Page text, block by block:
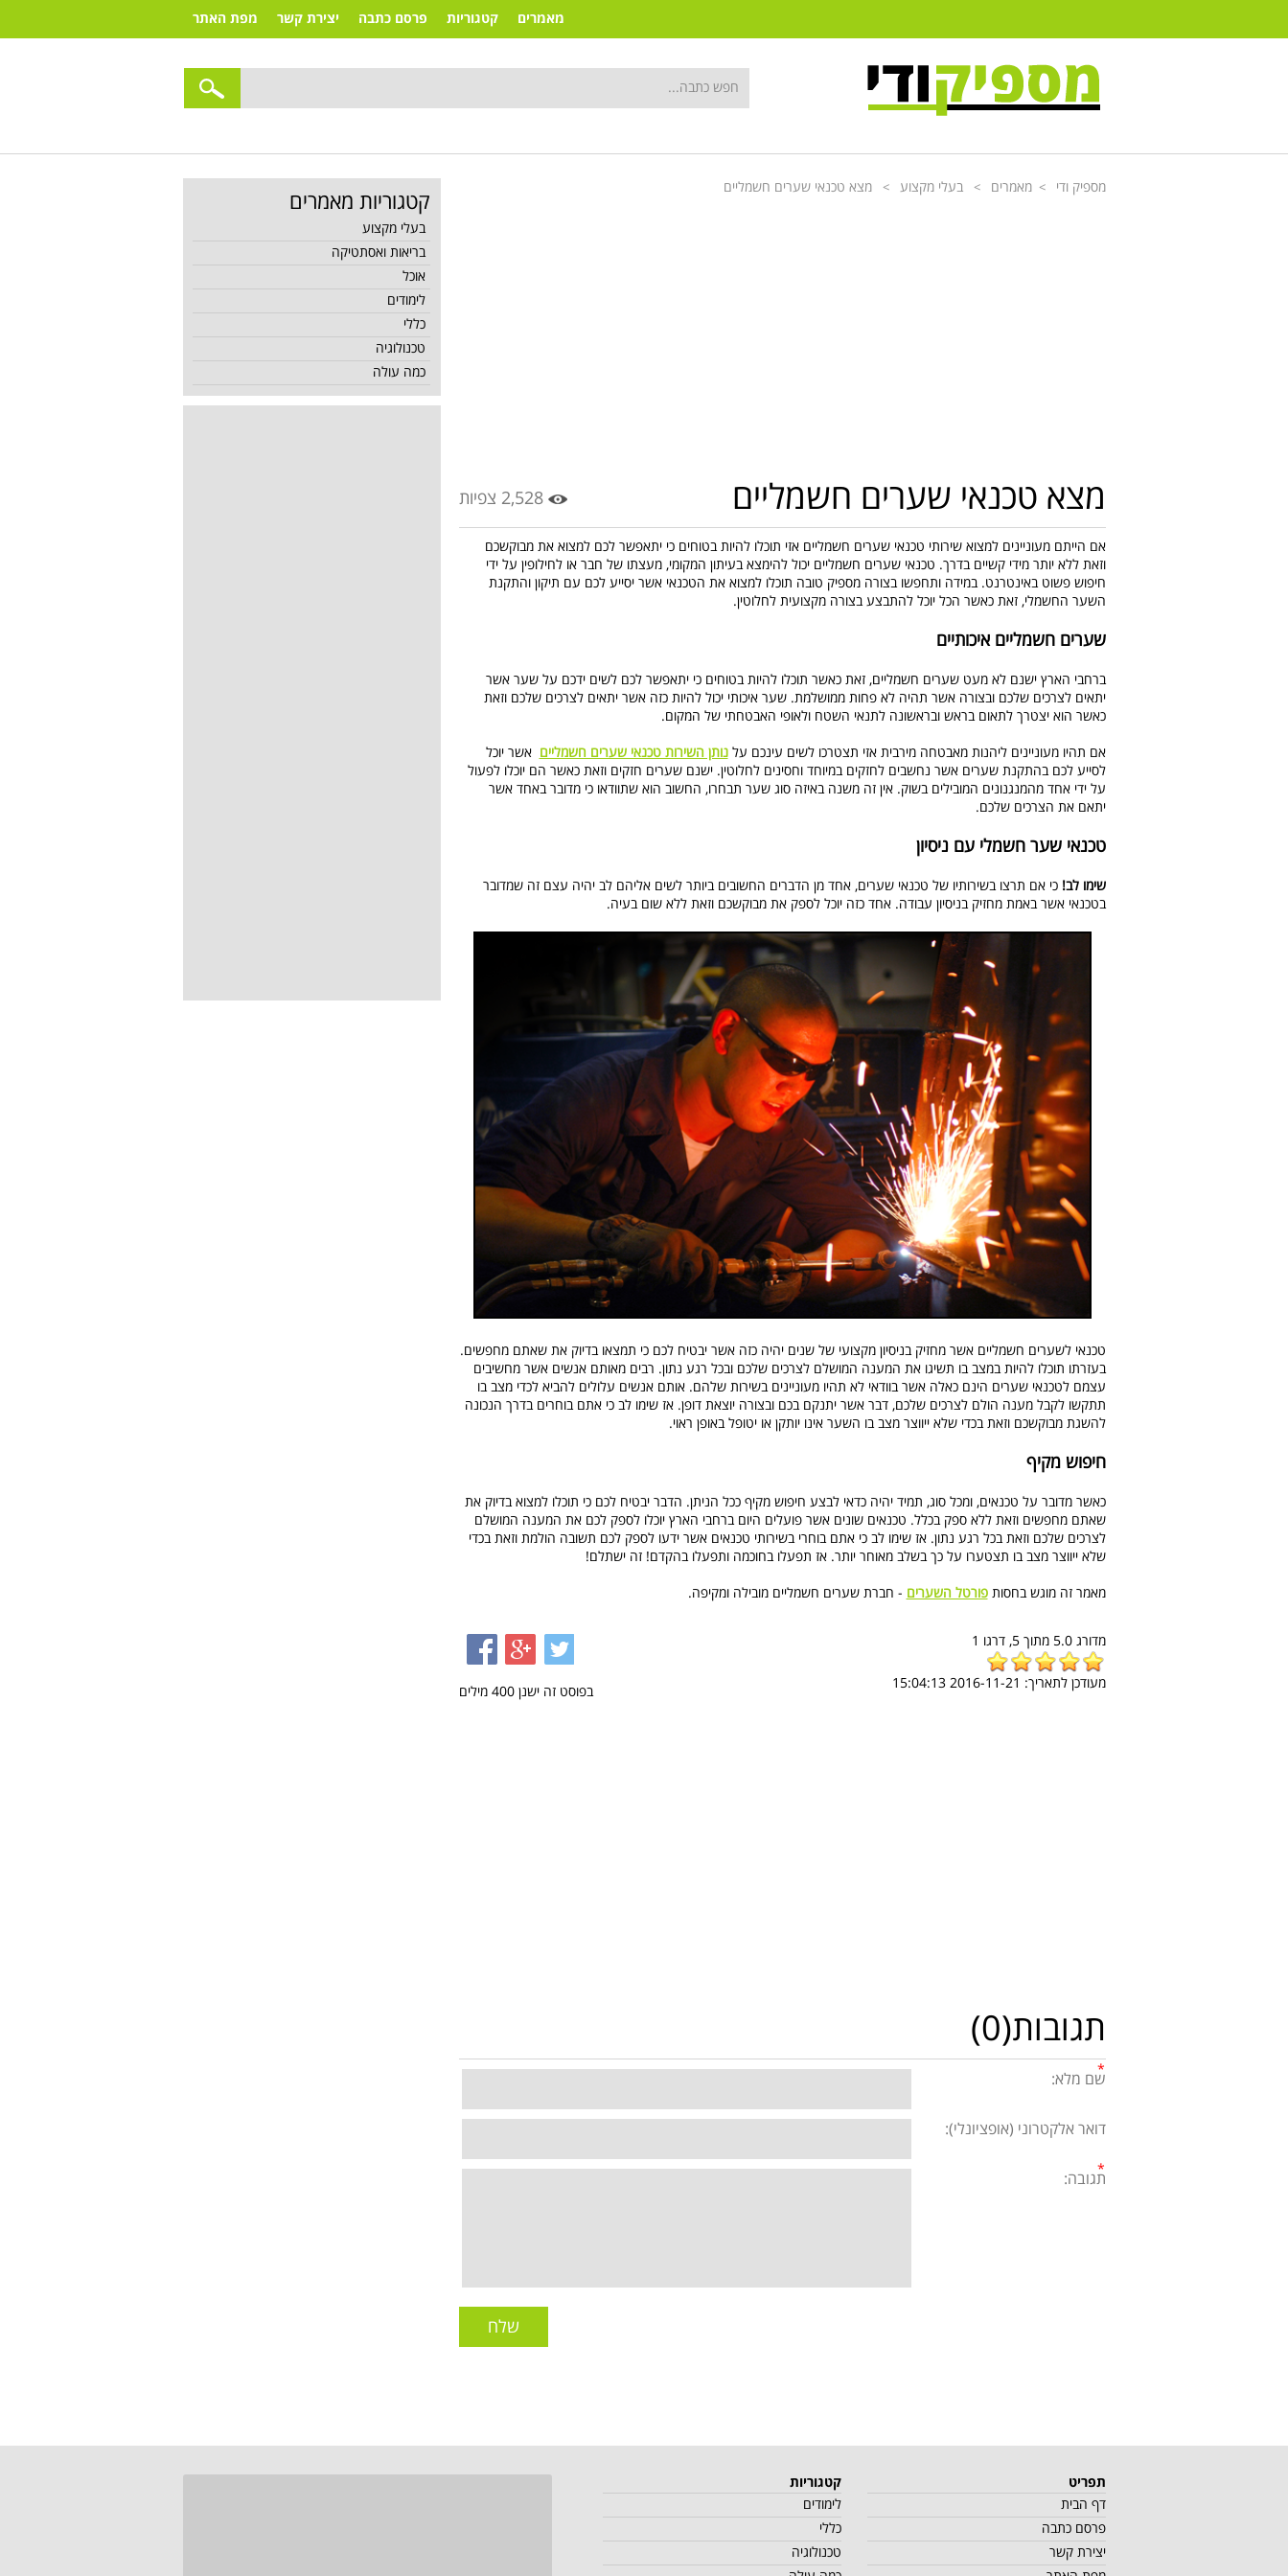
מאמרים קטגוריות פרסם כתבה יצירת קשר מפת האתר
מספיק ודי > מאמרים > בעלי מקצוע > מצא טכנאי שערים חשמליים
מצא טכנאי שערים חשמליים 2,528 צפיות
אם הייתם מעוניינים למצוא שירותי טכנאי שערים חשמליים אזי תוכלו להיות בטוחים כי יתאפשר לכם למצוא את מבוקשכם
וזאת ללא יותר מידי קשיים בדרך. טכנאי שערים חשמליים יכול להימצא בעיתון המקומי, מעצתו של חבר או לחילופין על ידי
חיפוש פשוט באינטרנט. במידה ותחפשו בצורה מספיק טובה תוכלו למצוא את הטכנאי אשר יסייע לכם עם תיקון והתקנת
השער החשמלי, זאת כאשר הכל יוכל להתבצע בצורה מקצועית לחלוטין.
שערים חשמליים איכותיים
ברחבי הארץ ישנם לא מעט שערים חשמליים, זאת כאשר תוכלו להיות בטוחים כי יתאפשר לכם לשים ידכם על שער אשר
יתאים לצרכים שלכם ובצורה אשר תהיה לא פחות ממושלמת. שער איכותי יכול להיות כזה אשר יתאים לצרכים שלכם וזאת
כאשר הוא יצטרך לתאום בראש ובראשונה לתנאי השטח ולאופי האבטחתי של המקום.
אם תהיו מעוניינים ליהנות מאבטחה מירבית אזי תצטרכו לשים עינכם עלנותן השירות טכנאי שערים חשמליים אשר יוכל
לסייע לכם בהתקנת שערים אשר נחשבים לחזקים במיוחד וחסינים לחלוטין. ישנם שערים חזקים וזאת כאשר הם יוכלו לפעול
על ידי אחד מהמנגנונים המובילים בשוק. אין זה משנה באיזה סוג שער תבחרו, החשוב הוא שתוודאו כי מדובר באחד אשר
יתאם את הצרכים שלכם.
טכנאי שער חשמלי עם ניסיון
שימו לב! כי אם תרצו בשירותיו של טכנאי שערים, אחד מן הדברים החשובים ביותר לשים אליהם לב יהיה עצם זה שמדובר
בטכנאי אשר באמת מחזיק בניסיון עבודה. אחד כזה יוכל לספק את מבוקשכם וזאת ללא שום בעיה.
טכנאי לשערים חשמליים אשר מחזיק בניסיון מקצועי של שנים יהיה כזה אשר יבטיח לכם כי תמצאו בדיוק את שאתם מחפשים.
בעזרתו תוכלו להיות במצב בו תשיגו את המענה המושלם לצרכים שלכם ובכל רגע נתון. רבים מאותם אנשים אשר מחשיבים
עצמם לטכנאי שערים הינם כאלה אשר בוודאי לא תהיו מעוניינים בשירות שלהם. אותם אנשים עלולים להביא לכדי מצב בו
תתקשו לקבל מענה הולם לצרכים שלכם, דבר אשר יתנקם בכם ובצורה יוצאת דופן. אז שימו לב כי אתם בוחרים בדרך הנכונה
להשגת מבוקשכם וזאת בכדי שלא ייווצר מצב בו השער אינו יותקן או יטופל באופן ראוי.
חיפוש מקיף
כאשר מדובר על טכנאים, ומכל סוג, תמיד יהיה כדאי לבצע חיפוש מקיף ככל הניתן. הדבר יבטיח לכם כי תוכלו למצוא בדיוק את
שאתם מחפשים וזאת ללא ספק בכלל. טכנאים שונים אשר פועלים היום ברחבי הארץ יוכלו לספק לכם את המענה המושלם
לצרכים שלכם וזאת בכל רגע נתון. אז שימו לב כי אתם בוחרי בשירותי טכנאים אשר ידעו לספק לכם תשובה הולמת וזאת בכדי
שלא ייווצר מצב בו תצטערו על כך בשלב מאוחר יותר. אז תפעלו בחוכמה ותפעלו בהקדם! זה ישתלם!
מאמר זה מוגש בחסותפורטל השערים - חברת שערים חשמליים מובילה ומקיפה.
מדורג5.0 מתוך5, דרגו 1
מעודכן לתאריך: 2016-11-21 15:04:13
בפוסט זה ישנן 400מילים
תגובות(0)
שם מלא:
דואר אלקטרוני (אופציונלי):
תגובה:
שלח
קטגוריות מאמרים
בעלי מקצוע
בריאות ואסתטיקה
אוכל
לימודים
כללי
טכנולוגיה
כמה עולה
תפריט
דף הבית
פרסם כתבה
יצירת קשר
קטגוריות
לימודים
כללי
טכנולוגיה